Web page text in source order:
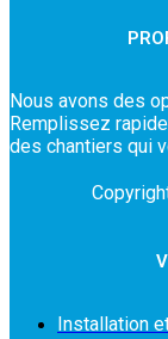
Nous avons des
Remplissez
des chantiers qui
Installation